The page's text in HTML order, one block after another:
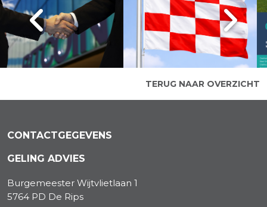
TERUG NAAR OVERZICHT
CONTACTGEGEVENS
GELING ADVIES
Burgemeester Wijtvlietlaan 1
5764 PD De Rips